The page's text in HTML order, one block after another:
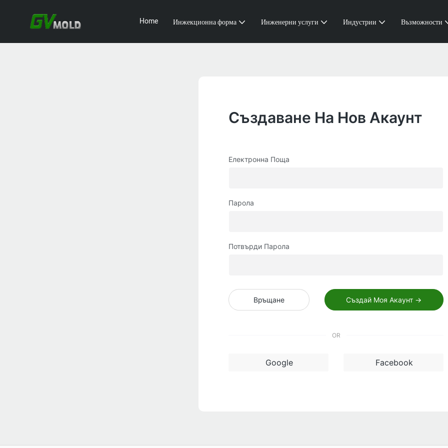
Home Инжекционна форма Инженерни услуги Индустрии Възможности
Създаване На Нов Акаунт
Електронна Поща
Парола
Потвърди Парола
Връщане Създай Моя Акаунт →
OR
Google Facebook